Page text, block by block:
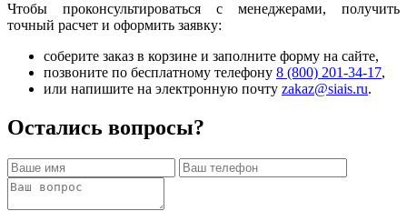
Чтобы проконсультироваться с менеджерами, получить
точный расчет и оформить заявку:
соберите заказ в корзине и заполните форму на сайте,
позвоните по бесплатному телефону 8 (800) 201-34-17,
или напишите на электронную почту zakaz@siais.ru.
Остались вопросы?